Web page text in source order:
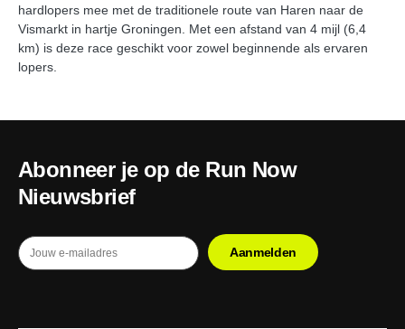
hardlopers mee met de traditionele route van Haren naar de
Vismarkt in hartje Groningen. Met een afstand van 4 mijl (6,4
km) is deze race geschikt voor zowel beginnende als ervaren
lopers.
Abonneer je op de Run Now
Nieuwsbrief